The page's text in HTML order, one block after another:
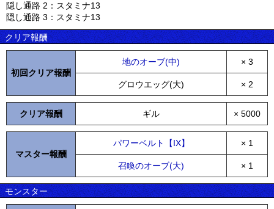
隠し通路 2：スタミナ13
隠し通路 3：スタミナ13
クリア報酬
初回クリア報酬
地のオーブ(中) × 3
グロウエッグ(大) × 2
クリア報酬 ギル × 5000
マスター報酬
パワーベルト【IX】 × 1
召喚のオーブ(大) × 1
モンスター